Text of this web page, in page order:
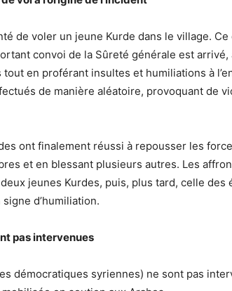
de voler un jeune Kurde dans le village.
convoi de la Sûreté générale est arrivé,
tout en proférant insultes et humiliations à
de manière aléatoire, provoquant de
ont finalement réussi à repousser les
et en blessant plusieurs autres. Les
jeunes Kurdes, puis, plus tard, celle des
d’humiliation.
pas intervenues
démocratiques syriennes) ne sont pas